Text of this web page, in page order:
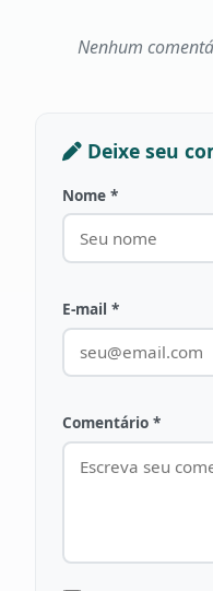
Nenhum
Deixe seu
Nome *
E-mail *
Comentário *